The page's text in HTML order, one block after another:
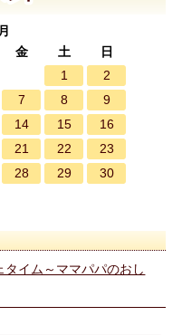
金 土
日
1
2
7 8
9
14 15
16
21 22
23
28 29
30
タイム～ママパパのおし